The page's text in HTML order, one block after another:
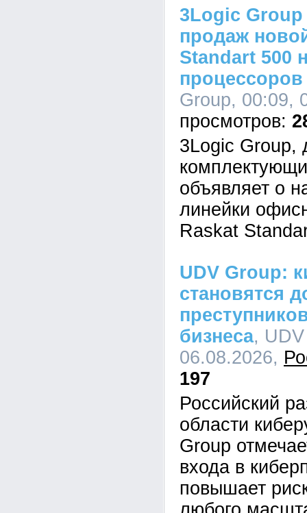
3Logic Group
продаж
Standart 500
Group, 00:09,
3Logic Group,
объявляет о
линейки
Raskat
UDV Group:
становятся
бизнеса,
06.08.2026,
197
Российский
области
Group
входа в
повышает